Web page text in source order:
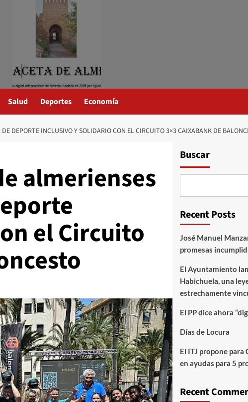
Salud Deportes Economía
DEPORTE INCLUSIVO Y SOLIDARIO CON EL CIRCUITO 3×3 CAIXABANK DE
almerienses
el Circuito
Buscar
Recent Posts
José Manuel
promesas
El Ayuntamiento
Habichuela, una
estrechamente
El PP dice ahora
Días de Locura
El ITJ propone
en ayudas para 5
Recent